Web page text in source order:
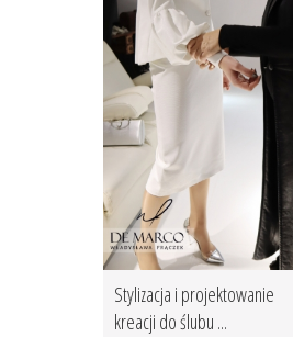
Stylizacja i projektowanie
kreacji do ślubu ...